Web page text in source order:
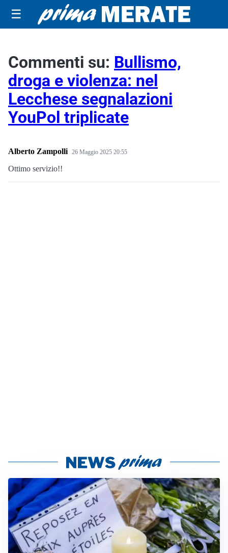
☰
Commenti su: Bullismo,
droga e violenza: nel
Lecchese segnalazioni
YouPol triplicate
Alberto Zampolli 26 Maggio 2025 20:55
Ottimo servizio!!